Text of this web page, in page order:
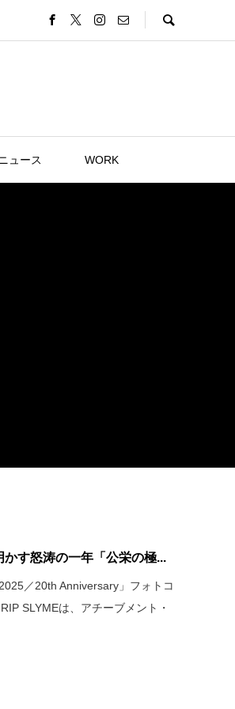
ュース WORK
す怒涛の一年「公栄の極...
／20th Anniversary」フォトコ
SLYMEは、アチーブメント・